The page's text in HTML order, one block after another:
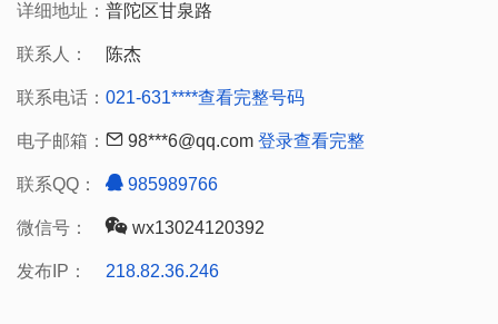
详细地址： 普陀区甘泉路
联系人： 陈杰
联系电话： 021-631****查看完整号码
电子邮箱： 98***6@qq.com 登录查看完整
联系QQ： 985989766
微信号： wx13024120392
发布IP： 218.82.36.246